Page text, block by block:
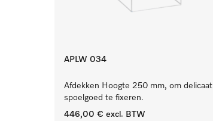
APLW 034
Afdekken Hoogte 250 mm, om delicaat
spoelgoed te fixeren.
446,00 € excl. BTW